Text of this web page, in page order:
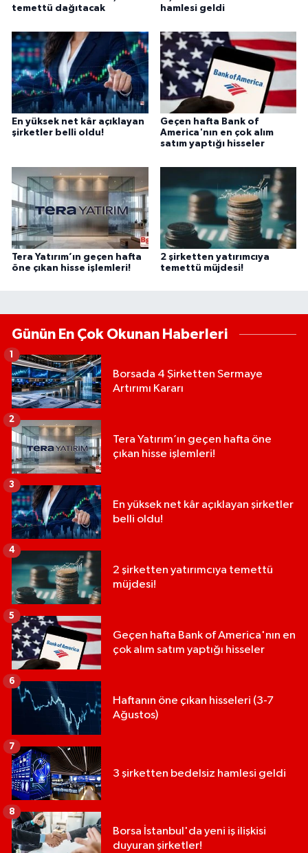
temettü dağıtacak
hamlesi geldi
En yüksek net kâr açıklayan
şirketler belli oldu!
Geçen hafta Bank of
America'nın en çok alım
satım yaptığı hisseler
Tera Yatırım’ın geçen hafta
öne çıkan hisse işlemleri!
2 şirketten yatırımcıya
temettü müjdesi!
Günün En Çok Okunan Haberleri
Borsada 4 Şirketten Sermaye
Artırımı Kararı
1
Tera Yatırım’ın geçen hafta öne
çıkan hisse işlemleri!
2
En yüksek net kâr açıklayan şirketler
belli oldu!
3
2 şirketten yatırımcıya temettü
müjdesi!
4
Geçen hafta Bank of America'nın en
çok alım satım yaptığı hisseler
5
Haftanın öne çıkan hisseleri (3-7
Ağustos)
6
3 şirketten bedelsiz hamlesi geldi
7
Borsa İstanbul'da yeni iş ilişkisi
duyuran şirketler!
8